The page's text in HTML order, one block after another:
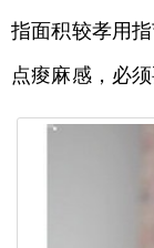
指面积较孝用
点痠麻感，必